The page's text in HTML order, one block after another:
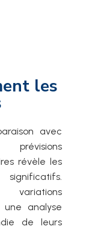
les
avec
révèle les
une analyse
de leurs